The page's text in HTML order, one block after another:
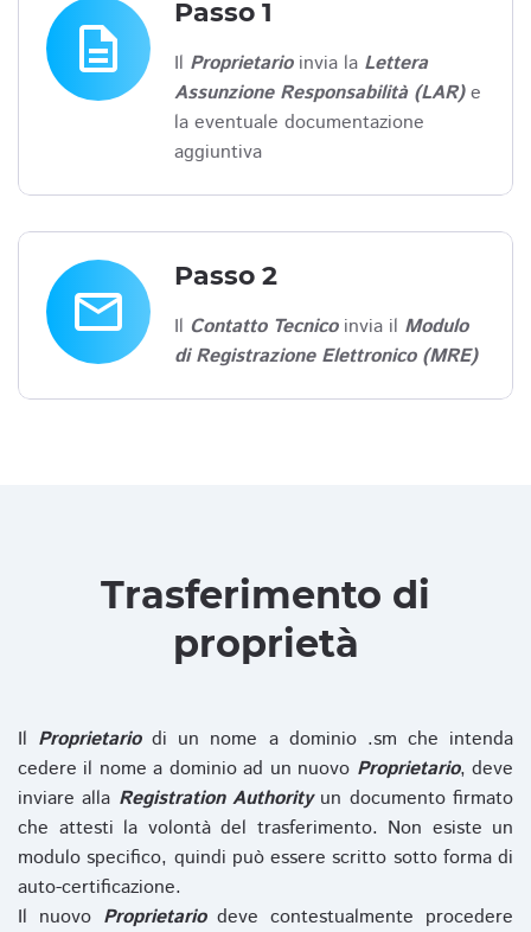
description
Passo 1
Il Proprietarioinvia la Lettera
Assunzione Responsabilità (LAR)e
la eventuale documentazione
aggiuntiva
email
Passo 2
Il Contatto Tecnicoinvia il Modulo
di Registrazione Elettronico (MRE)
Trasferimento di
proprietà
Il Proprietariodi un nome a dominio .sm che intenda
cedere il nome a dominio ad un nuovo Proprietario, deve
inviare alla Registration Authorityun documento firmato
che attesti la volontà del trasferimento. Non esiste un
modulo specifico, quindi può essere scritto sotto forma di
auto-certificazione.
Il nuovo Proprietariodeve contestualmente procedere